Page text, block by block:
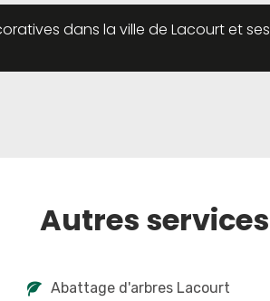
dans la ville de Lacourt et ses
Autres services
Abattage d'arbres Lacourt